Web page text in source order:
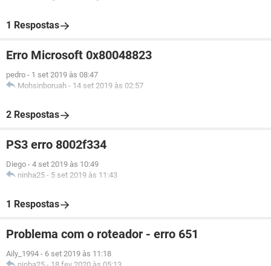
1 Respostas
Erro Microsoft 0x80048823
pedro - 1 set 2019 às 08:47
Mohsinboruah - 14 set 2019 às 02:57
2 Respostas
PS3 erro 8002f334
Diego - 4 set 2019 às 10:49
ninha25 - 5 set 2019 às 11:43
1 Respostas
Problema com o roteador - erro 651
Aily_1994 - 6 set 2019 às 11:18